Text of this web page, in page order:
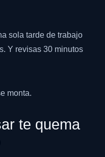
sola tarde de trabajo
Y revisas 30 minutos
monta.
te quema